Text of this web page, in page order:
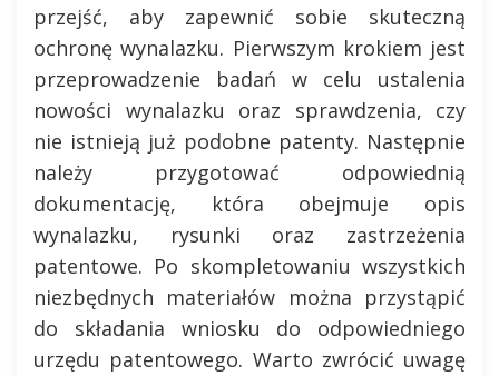
przejść, aby zapewnić sobie skuteczną
ochronę wynalazku. Pierwszym krokiem jest
przeprowadzenie badań w celu ustalenia
nowości wynalazku oraz sprawdzenia, czy
nie istnieją już podobne patenty. Następnie
należy przygotować odpowiednią
dokumentację, która obejmuje opis
wynalazku, rysunki oraz zastrzeżenia
patentowe. Po skompletowaniu wszystkich
niezbędnych materiałów można przystąpić
do składania wniosku do odpowiedniego
urzędu patentowego. Warto zwrócić uwagę